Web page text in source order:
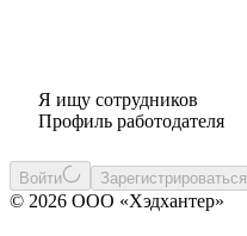
Я ищу сотрудников
Профиль работодателя
Войти Зарегистрироваться
© 2026 ООО «Хэдхантер»